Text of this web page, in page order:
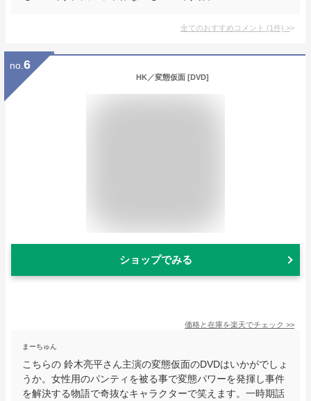
全てのおすすめコメント (1件) >
no. 6
HK／変態仮面 [DVD]
ショップでみる
価格と在庫を楽天でチェック >>
まーちゅん
こちらの 鈴木亮平さん主演の変態仮面のDVDはいかがでしょ
うか。女性用のパンティを被る事で変態パワーを発揮し事件
を解決する物語で奇抜なキャラクターで笑えます。一時期話